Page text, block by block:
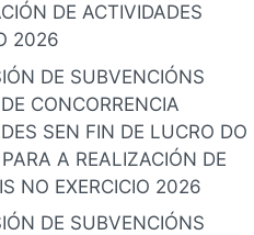
DE ACTIVIDADES
2026
DE SUBVENCIÓNS
CONCORRENCIA
SEN FIN DE LUCRO DO
A REALIZACIÓN DE
NO EXERCICIO 2026
DE SUBVENCIÓNS